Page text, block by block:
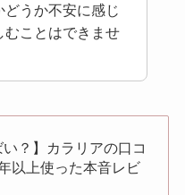
うか不安に感じ
むことはできませ
い？】カラリアの口コ
以上使った本音レビ